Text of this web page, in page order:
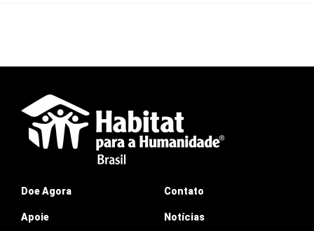
Doe Agora
Apoie
Contato
Notícias